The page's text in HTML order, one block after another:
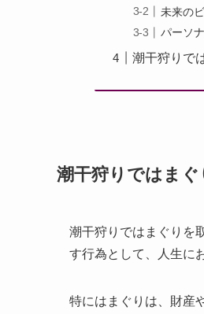
未来の
パーソ
潮干狩りで
潮干狩りではま
潮干狩りではまぐりを
す行為として、人生に
特にはまぐりは、財産